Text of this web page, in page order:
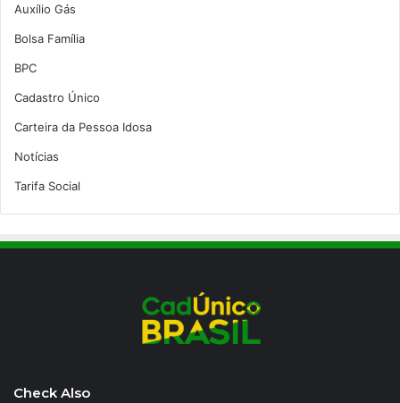
Auxílio Gás
Bolsa Família
BPC
Cadastro Único
Carteira da Pessoa Idosa
Notícias
Tarifa Social
Check Also